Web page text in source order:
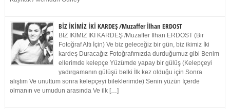
BİZ İKİMİZ İKİ KARDEŞ /Muzaffer İlhan ERDOST
BİZ İKİMİZ İKİ KARDEŞ /Muzaffer İlhan ERDOST (Bir
Fotoğraf Altı İçin) Ve biz geleceğiz bir gün, biz ikimiz İki
kardeş Duracağız Fotoğrafımızda durduğumuz gibi Benim
ellerimde kelepçe Yüzümde yapay bir gülüş (Kelepçeyi
yadırgamanın gülüşü belki İlk kez olduğu için Sonra
alıştım Ve unuttum sonra kelepçeyi bileklerimde) Senin yüzün İçerde
olmanın ve umudun arasında Ve ilk […]